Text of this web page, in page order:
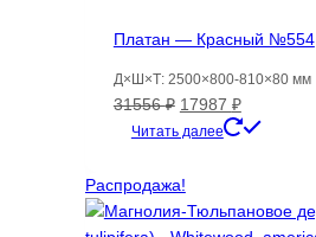
Платан — Красный №554
Д×Ш×Т: 2500×800-810×80 мм
31556₽ Первоначальная
цена
31556 ₽.
17987 ₽Текущая
цена:
Читать далее
Распродажа!